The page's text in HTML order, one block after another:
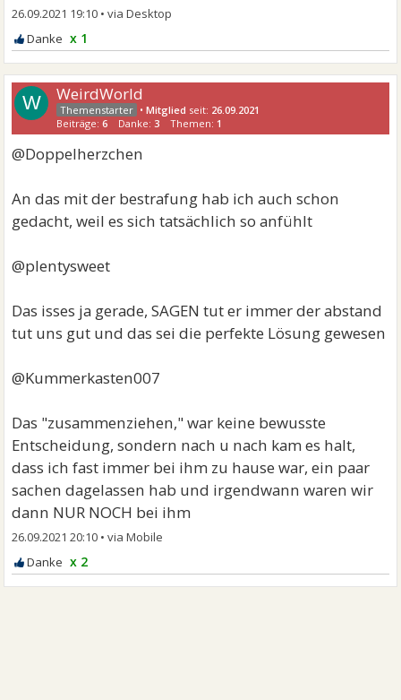
26.09.2021 19:10 •
x 1
W WeirdWorld
•Mitglied seit: 26.09.2021
Beiträge:6 Danke: 3 Themen: 1
@Doppelherzchen
An das mit der bestrafung hab ich auch schon
gedacht, weil es sich tatsächlich so anfühlt
@plentysweet
Das isses ja gerade, SAGEN tut er immer der abstand
tut uns gut und das sei die perfekte Lösung gewesen
@Kummerkasten007
Das "zusammenziehen," war keine bewusste
Entscheidung, sondern nach u nach kam es halt,
dass ich fast immer bei ihm zu hause war, ein paar
sachen dagelassen hab und irgendwann waren wir
dann NUR NOCH bei ihm
26.09.2021 20:10 •
x 2